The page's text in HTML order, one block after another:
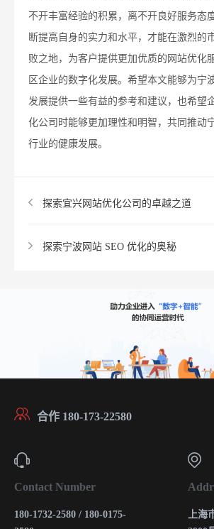
不开丰富经验的积累，离不开良好服务态
断提高自身的实力和水平，才能在激烈的
败之地，为客户提供更加优质的网站优化
区企业的数字化发展。希望本文能够为宁
发展提供一些有益的参考和建议，也希望
化公司时能够更加理性和明智，共同推动
行业的健康发展。
探索宜兴网站优化公司的卓越之道
探索宁波网站 SEO 优化的奥秘
合作 180-173-22580
Contact Number
180-1732-2580 / 180-0175-
上海